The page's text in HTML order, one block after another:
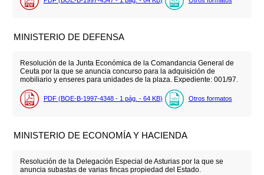
MINISTERIO DE DEFENSA
Resolución de la Junta Económica de la Comandancia General de
Ceuta por la que se anuncia concurso para la adquisición de
mobiliario y enseres para unidades de la plaza. Expediente: 001/97.
PDF (BOE-B-1997-4348 - 1 pág. - 64 KB) Otros formatos
MINISTERIO DE ECONOMÍA Y HACIENDA
Resolución de la Delegación Especial de Asturias por la que se
anuncia subastas de varias fincas propiedad del Estado.